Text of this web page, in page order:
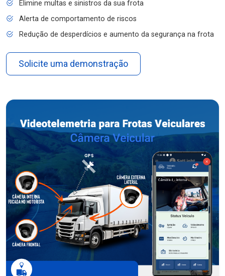
Elimine multas e sinistros da sua frota
Alerta de comportamento de riscos
Redução de desperdícios e aumento da segurança na frota
Solicite uma demonstração